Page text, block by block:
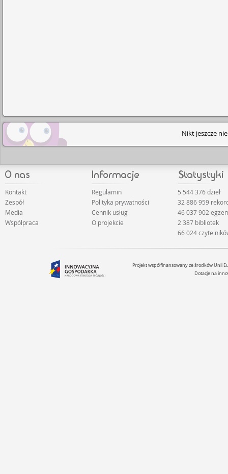
Nikt jeszcze
Kontakt
Zespół
Media
Współpraca
Regulamin
Polityka prywatności
Cennik usług
O projekcie
5 544 376 dzieł
32 886 959
46 037 902
2 387 bibliotek
66 024
Projekt współfinansowany ze środków Unii
Dotacje na